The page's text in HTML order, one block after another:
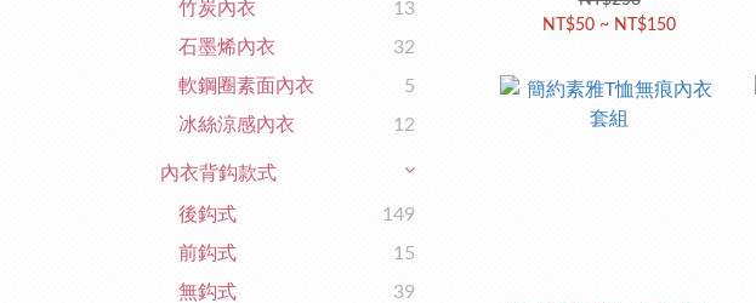
竹炭內衣
13
石墨烯內衣
32
軟鋼圈素面內衣
5
冰絲涼感內衣
12
內衣背鈎款式
後鈎式
149
前鈎式
15
無鈎式
39
NT$50 ~ NT$150